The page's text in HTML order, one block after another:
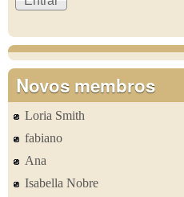
Novos membros
Loria Smith
fabiano
Ana
Isabella Nobre